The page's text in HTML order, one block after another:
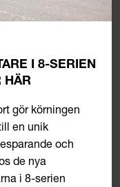
I 8-SERIEN
HÄR
gör körningen
en unik
och
de nya
i 8-serien